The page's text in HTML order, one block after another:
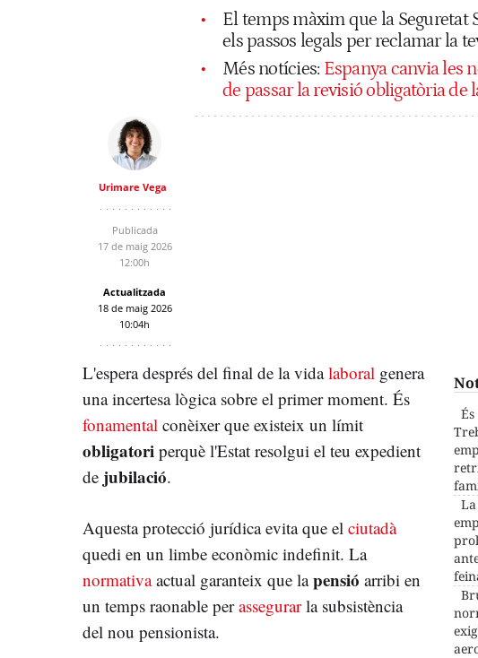
El temps màxim que la Seguretat
els passos legals per reclamar la
Més notícies: Espanya canvia les
de passar la revisió obligatòria de
Urimare Vega
Publicada
17 de maig 2026
12:00h
Actualitzada
18 de maig 2026
10:04h
L'espera després del final de la vidalaboral genera
una incertesa lògica sobre el primer moment. És
fonamental conèixer que existeix un límit
obligatori perquè l'Estat resolgui el teu expedient
de jubilació.
Aquesta protecció jurídica evita que el ciutadà
quedi en un limbe econòmic indefinit. La
normativaactual garanteix que lapensió arribi en
un temps raonable perassegurarla subsistència
del nou pensionista.